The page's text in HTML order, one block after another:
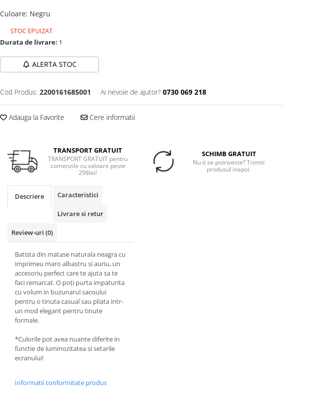
Culoare: Negru
STOC EPUIZAT
Durata de livrare: 1
ALERTA STOC
Cod Produs: 2200161685001 Ai nevoie de ajutor? 0730 069 218
Adauga la Favorite Cere informatii
TRANSPORT GRATUIT
TRANSPORT GRATUIT pentru
comenzile cu valoare peste
298lei!
SCHIMB GRATUIT
Nu ti se potriveste? Trimiti
produsul inapoi.
Descriere Caracteristici
Livrare si retur
Review-uri (0)
Batista din matase naturala neagra cu
imprimeu maro albastru si auriu, un
accesoriu perfect care te ajuta sa te
faci remarcat. O poți purta impaturita
cu volum in buzunarul sacoului
pentru o tinuta casual sau pliata intr-
un mod elegant pentru tinute
formale.
*Culorile pot avea nuante diferite in
functie de luminozitatea si setarile
ecranului!
Informatii conformitate produs